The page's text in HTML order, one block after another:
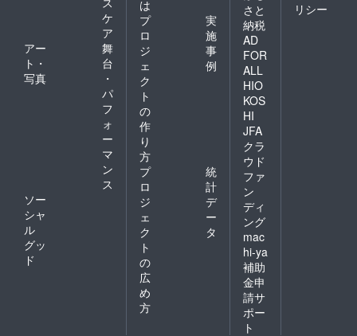
ケ
ア
アー
ト・
写真
舞
台
・
パ
フ
ォ
ー
マ
ン
ス
ソー
シャ
ル
グッ
ド
は
プ
ロ
ジ
ェ
ク
ト
の
作
り
方
実
施
事
例
プ
ロ
ジ
ェ
ク
ト
の
広
め
方
統
計
デ
ー
タ
さと
納税
AD
FOR
ALL
HIO
KOS
HI
JFA
クラ
ウド
ファ
ン
ディ
ング
mac
hi-ya
補助
金申
請サ
ポー
ト
リシー